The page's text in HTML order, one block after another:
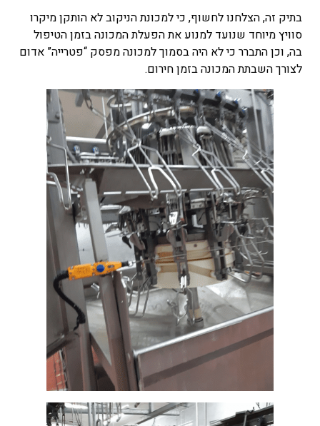
בתיק זה, הצלחנו לחשוף, כי למכונת הניקוב לא הותקן מיקרו
סוויץ מיוחד שנועד למנוע את הפעלת המכונה בזמן הטיפול
בה, וכן התברר כי לא היה בסמוך למכונה מפסק “פטרייה” אדום
לצורך השבתת המכונה בזמן חירום.